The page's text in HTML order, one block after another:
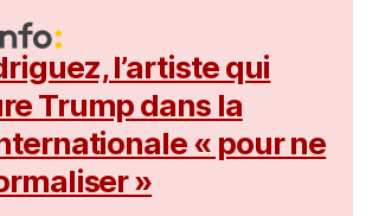
l’artiste qui
Trump dans la
« pour ne
»